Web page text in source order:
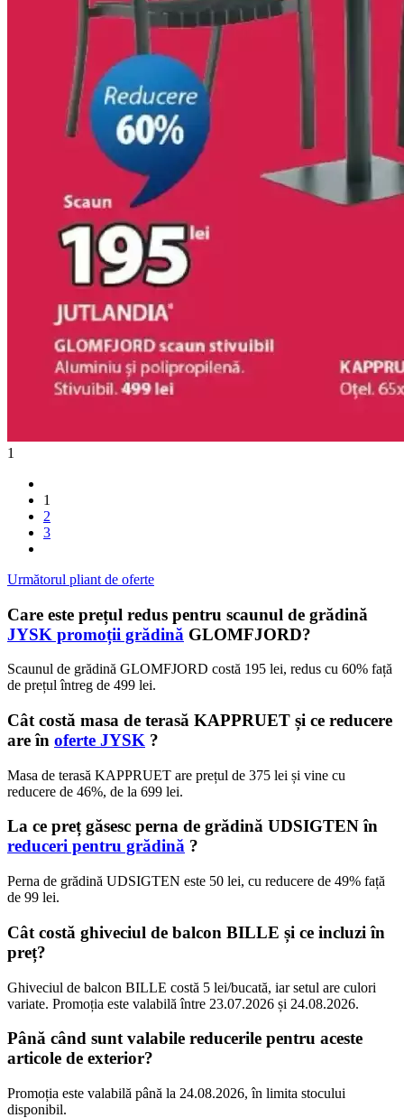
1
1
2
3
Următorul pliant de oferte
Care este prețul redus pentru scaunul de grădină
JYSK promoții grădină GLOMFJORD?
Scaunul de grădină GLOMFJORD costă 195 lei, redus cu 60% față
de prețul întreg de 499 lei.
Cât costă masa de terasă KAPPRUET și ce reducere
are în oferte JYSK ?
Masa de terasă KAPPRUET are prețul de 375 lei și vine cu
reducere de 46%, de la 699 lei.
La ce preț găsesc perna de grădină UDSIGTEN în
reduceri pentru grădină ?
Perna de grădină UDSIGTEN este 50 lei, cu reducere de 49% față
de 99 lei.
Cât costă ghiveciul de balcon BILLE și ce incluzi în
preț?
Ghiveciul de balcon BILLE costă 5 lei/bucată, iar setul are culori
variate. Promoția este valabilă între 23.07.2026 și 24.08.2026.
Până când sunt valabile reducerile pentru aceste
articole de exterior?
Promoția este valabilă până la 24.08.2026, în limita stocului
disponibil.